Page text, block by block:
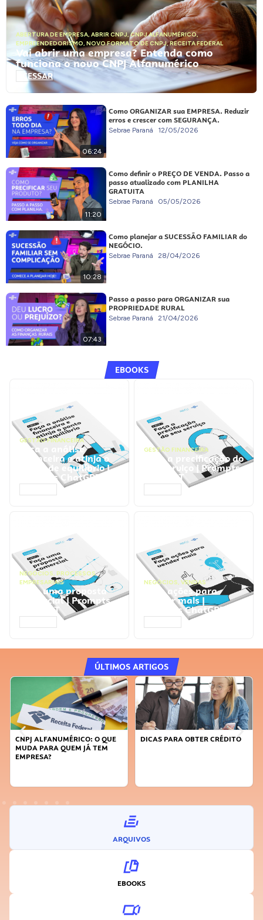
ABERTURA DE EMPRESA, ABRIR CNPJ,CNPJ ALFANUMÉRICO,
EMPREENDEDORISMO, NOVO FORMATO DE CNPJ,RECEITA FEDERAL
Vai abrir uma empresa? Entenda como
funciona o novo CNPJ Alfanumérico
ACESSAR
06:24
Como ORGANIZAR sua EMPRESA. Reduzir
erros e crescer com SEGURANÇA.
Sebrae Paraná 12/05/2026
11:20
Como definir o PREÇO DE VENDA. Passo a
passo atualizado com PLANILHA
GRATUITA
Sebrae Paraná 05/05/2026
10:28
Como planejar a SUCESSÃO FAMILIAR do
NEGÓCIO.
Sebrae Paraná 28/04/2026
07:43
Passo a passo para ORGANIZAR sua
PROPRIEDADE RURAL
Sebrae Paraná 21/04/2026
EBOOKS
GESTÃO FINANCEIRA
Faça a análise
financeira e atinja o
ponto de equilíbrio |
Prompts ChatGPT
GESTÃO FINANCEIRA
Faça a precificação do
seu serviço | Prompts
ChatGPT
NEGÓCIOS, PROCESSOS
EMPRESARIAIS
Faça uma proposta
comercial | Prompts
ChatGPT
NEGÓCIOS, VENDAS
Faça ações para
vender mais |
Prompts ChatGPT
ÚLTIMOS ARTIGOS
O QUE
QUEM JÁ TEM
DICAS PARA OBTER CRÉDITO
FAÇA A
ARQUIVOS
EBOOKS